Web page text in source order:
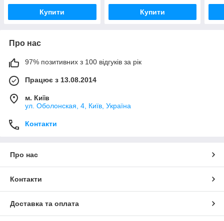
Купити Купити
Про нас
97% позитивних з 100 відгуків за рік
Працює з 13.08.2014
м. Київ
ул. Оболонская, 4, Київ, Україна
Контакти
Про нас
Контакти
Доставка та оплата